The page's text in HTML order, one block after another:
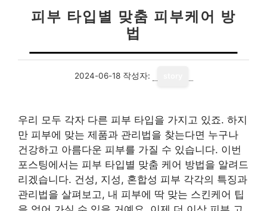
피부 타입별 맞춤 피부케어 방
법
2024-06-18 작성자:
우리 모두 각자 다른 피부 타입을 가지고 있죠. 하지
만 피부에 맞는 제품과 관리법을 찾는다면 누구나
건강하고 아름다운 피부를 가질 수 있습니다. 이번
포스팅에서는 피부 타입별 맞춤 케어 방법을 알려드
리겠습니다. 건성, 지성, 혼합성 피부 각각의 특징과
관리법을 살펴보고, 내 피부에 딱 맞는 스킨케어 팁